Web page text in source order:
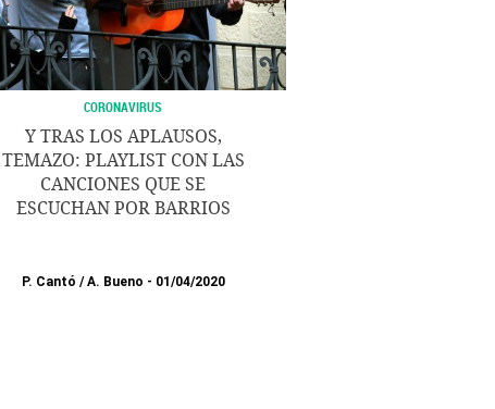
CORONAVIRUS
Y TRAS LOS APLAUSOS,
TEMAZO: PLAYLIST CON LAS
CANCIONES QUE SE
ESCUCHAN POR BARRIOS
P. Cantó /A. Bueno 01/04/2020